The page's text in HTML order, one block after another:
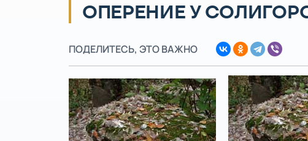
ОПЕРЕНИЕ У
ПОДЕЛИТЕСЬ, ЭТО ВАЖНО